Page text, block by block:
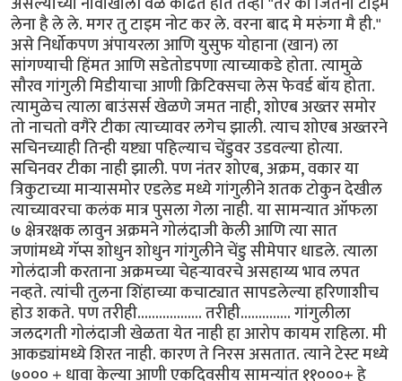
लेना है ले ले. मगर तु टाइम नोट कर ले. वरना बाद मे मरुंगा मै ही."
असे निर्धोकपण अंपायरला आणि युसुफ योहाना (खान) ला
सांगण्याची हिंमत आणि सडेतोडपणा त्याच्याकडे होता. त्यामुळे
सौरव गांगुली मिडीयाचा आणी क्रिटिक्सचा लेस फेवर्ड बॉय होता.
त्यामुळेच त्याला बाउंसर्स खेळणे जमत नाही, शोएब अख्तर समोर
तो नाचतो वगैरे टीका त्याच्यावर लगेच झाली. त्याच शोएब अख्तरने
सचिनच्याही तिन्ही यष्ट्या पहिल्याच चेंडुवर उडवल्या होत्या.
सचिनवर टीका नाही झाली. पण नंतर शोएब, अक्रम, वकार या
त्रिकुटाच्या मार्‍यासमोर एडलेड मध्ये गांगुलीने शतक टोकुन देखील
त्याच्यावरचा कलंक मात्र पुसला गेला नाही. या सामन्यात ऑफला
७ क्षेत्ररक्षक लावुन अक्रमने गोलंदाजी केली आणि त्या सात
जणांमध्ये गॅप्स शोधुन शोधुन गांगुलीने चेंडु सीमेपार धाडले. त्याला
गोलंदाजी करताना अक्रमच्या चेहर्‍यावरचे असहाय्य भाव लपत
नव्हते. त्यांची तुलना शिंहाच्या कचाट्यात सापडलेल्या हरिणाशीच
होउ शकते. पण तरीही.................. तरीही.............. गांगुलीला
जलदगती गोलंदाजी खेळता येत नाही हा आरोप कायम राहिला. मी
आकड्यांमध्ये शिरत नाही. कारण ते निरस असतात. त्याने टेस्ट मध्ये
७००० + धावा केल्या आणी एकदिवसीय सामन्यांत ११०००+ हे